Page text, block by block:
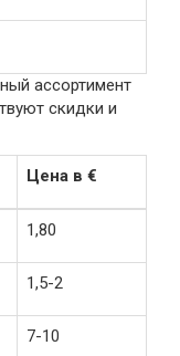
ассортимент
скидки и
Цена в €
1,80
1,5-2
7-10